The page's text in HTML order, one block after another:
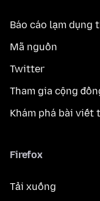
Báo cáo lạm dụng
Mã nguồn
Twitter
Tham gia cộng
Khám phá bài viết
Firefox
Tải xuống